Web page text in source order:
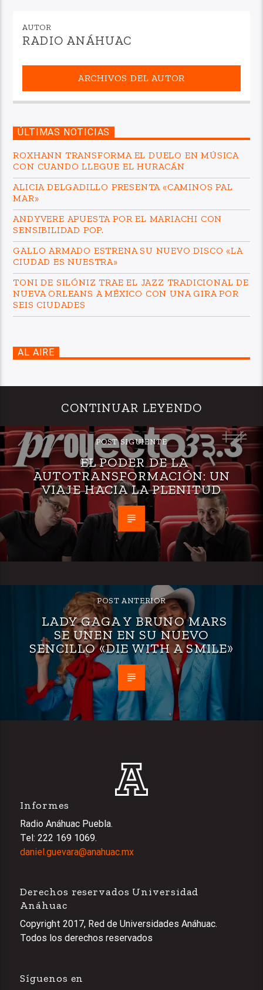
AUTOR
RADIO ANÁHUAC
ARCHIVOS DEL AUTOR
ÚLTIMAS NOTICIAS
ROXHANN TRANSFORMA EL DUELO EN MÚSICA
CON CUANDO LLEGUE EL HURACÁN
ALICIA DELGADILLO PRESENTA «CAMINOS PAL
MAR»
ANDYVERE APUESTA POR EL MARIACHI CON
SENSIBILIDAD POP.
GALLO ARMADO ESTRENA SU NUEVO DISCO «LA
CIUDAD ES NUESTRA»
TONI DE SILÓNIZ TRAE EL JAZZ TRADICIONAL DE
NUEVA ORLEANS A MÉXICO CON UNA GIRA POR
SEIS CIUDADES
AL AIRE
CONTINUAR LEYENDO
POST SIGUIENTE
EL PODER DE LA
AUTOTRANSFORMACIÓN: UN
VIAJE HACIA LA PLENITUD
POST ANTERIOR
LADY GAGA Y BRUNO MARS
SE UNEN EN SU NUEVO
SENCILLO «DIE WITH A SMILE»
Informes
Radio Anáhuac Puebla.
Tel: 222 169 1069.
daniel.guevara@anahuac.mx
Derechos reservados Universidad
Anáhuac
Copyright 2017, Red de Universidades Anáhuac.
Todos los derechos reservados
Síguenos en